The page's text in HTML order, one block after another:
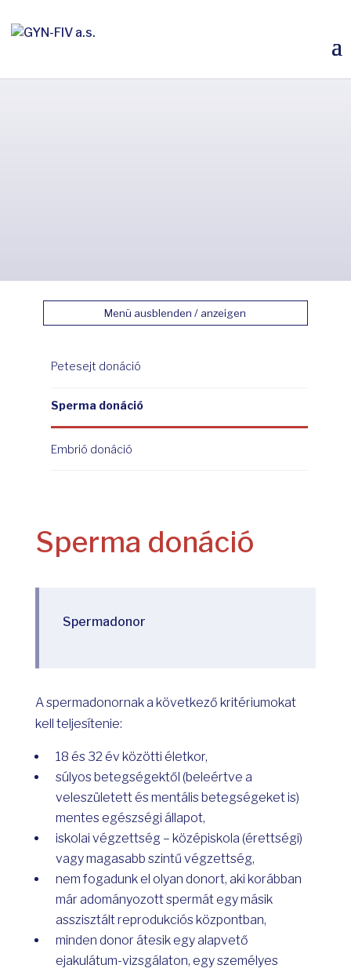
Menü ausblenden / anzeigen
Petesejt donáció
Sperma donáció
Embrió donáció
Sperma donáció
Spermadonor
A spermadonornak a következő kritériumokat
kell teljesítenie:
18 és 32 év közötti életkor,
súlyos betegségektől (beleértve a
veleszületett és mentális betegségeket is)
mentes egészségi állapot,
iskolai végzettség – középiskola (érettségi)
vagy magasabb szintű végzettség,
nem fogadunk el olyan donort, aki korábban
már adományozott spermát egy másik
asszisztált reprodukciós központban,
minden donor átesik egy alapvető
ejakulátum-vizsgálaton, egy személyes